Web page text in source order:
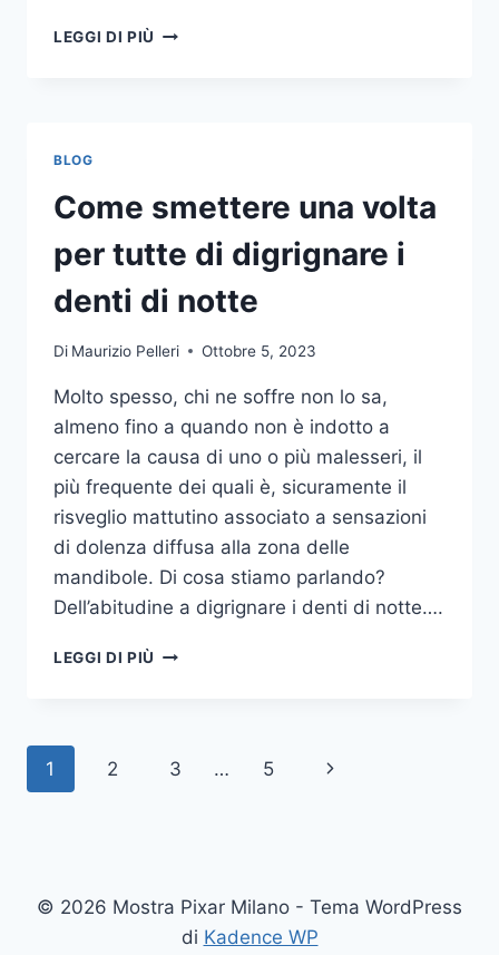
LEGGI DI PIÙ IL
BLOG
Come smettere una volta
per tutte di digrignare i
denti di notte
Di Maurizio Pelleri Ottobre 5, 2023
Molto spesso, chi ne soffre non lo sa,
almeno fino a quando non è indotto a
cercare la causa di uno o più malesseri, il
più frequente dei quali è, sicuramente il
risveglio mattutino associato a sensazioni
di dolenza diffusa alla zona delle
mandibole. Di cosa stiamo parlando?
Dell’abitudine a digrignare i denti di notte….
LEGGI DI PIÙ COME
TUTTE
NOTTE
Navigazione
1 2 3 … 5
Pagina
© 2026 Mostra Pixar Milano - Tema WordPress
di Kadence WP